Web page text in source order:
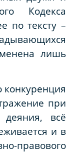
Кодекса
по тексту –
лишь
конкуренция
при
деяния, всё
и в
правового